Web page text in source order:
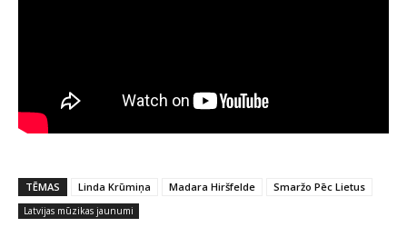
TĒMAS Linda Krūmiņa Madara Hiršfelde Smaržo Pēc Lietus
Latvijas mūzikas jaunumi